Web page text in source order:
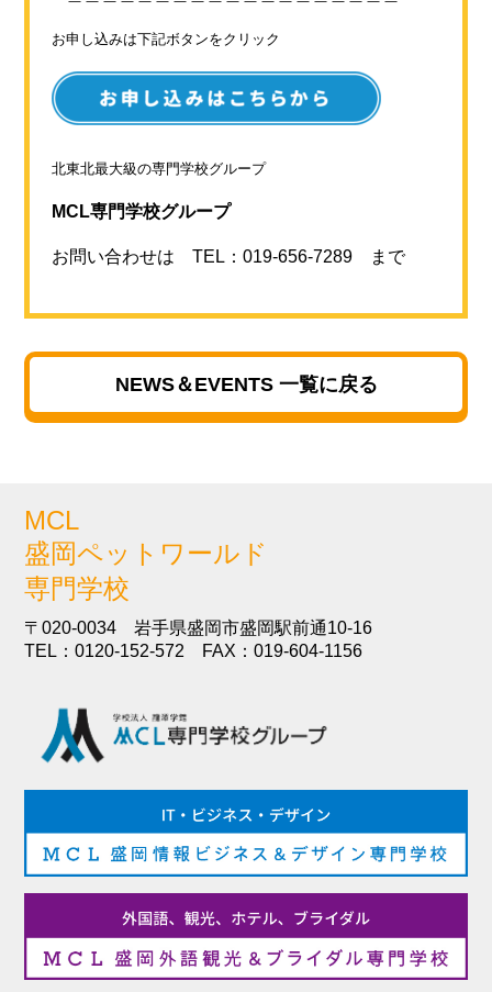
お申し込みは下記ボタンをクリック
北東北最大級の専門学校グループ
MCL専門学校グループ
お問い合わせは TEL：019-656-7289 まで
NEWS＆EVENTS 一覧に戻る
MCL
盛岡ペットワールド
専門学校
〒020-0034 岩手県盛岡市盛岡駅前通10-16
TEL：0120-152-572 FAX：019-604-1156